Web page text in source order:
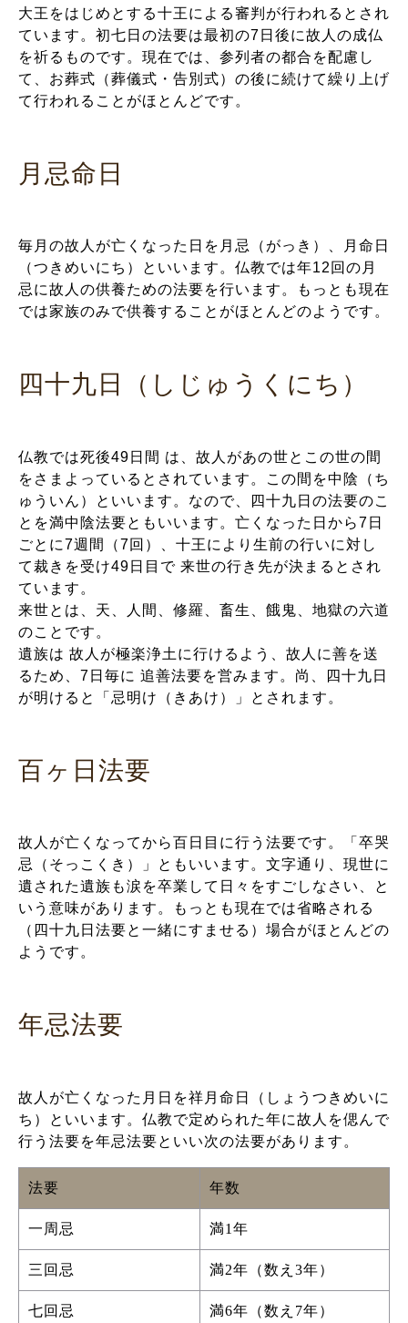
大王をはじめとする十王による審判が行われるとされ
ています。初七日の法要は最初の7日後に故人の成仏
を祈るものです。現在では、参列者の都合を配慮し
て、お葬式（葬儀式・告別式）の後に続けて繰り上げ
て行われることがほとんどです。
月忌命日
毎月の故人が亡くなった日を月忌（がっき）、月命日
（つきめいにち）といいます。仏教では年12回の月
忌に故人の供養ための法要を行います。もっとも現在
では家族のみで供養することがほとんどのようです。
四十九日（しじゅうくにち）
仏教では死後49日間 は、故人があの世とこの世の間
をさまよっているとされています。この間を中陰（ち
ゅういん）といいます。なので、四十九日の法要のこ
とを満中陰法要ともいいます。亡くなった日から7日
ごとに7週間（7回）、十王により生前の行いに対し
て裁きを受け49日目で 来世の行き先が決まるとされ
ています。
来世とは、天、人間、修羅、畜生、餓鬼、地獄の六道
のことです。
遺族は 故人が極楽浄土に行けるよう、故人に善を送
るため、7日毎に 追善法要を営みます。尚、四十九日
が明けると「忌明け（きあけ）」とされます。
百ヶ日法要
故人が亡くなってから百日目に行う法要です。「卒哭
忌（そっこくき）」ともいいます。文字通り、現世に
遺された遺族も涙を卒業して日々をすごしなさい、と
いう意味があります。もっとも現在では省略される
（四十九日法要と一緒にすませる）場合がほとんどの
ようです。
年忌法要
故人が亡くなった月日を祥月命日（しょうつきめいに
ち）といいます。仏教で定められた年に故人を偲んで
行う法要を年忌法要といい次の法要があります。
法要 年数
一周忌 満1年
三回忌 満2年（数え3年）
七回忌 満6年（数え7年）